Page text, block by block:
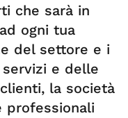
che sarà in
ogni tua
del settore e i
e delle
la società
professionali